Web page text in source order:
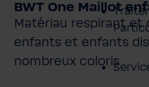
BWT One Maillot
Matériau respirant et
enfants et enfants
nombreux coloris